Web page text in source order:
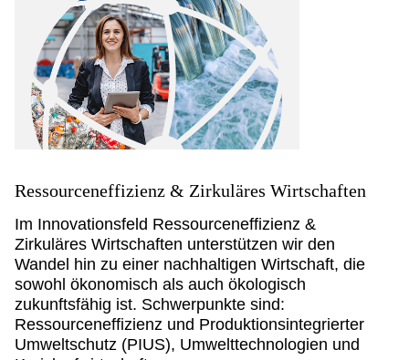
Ressourceneffizienz & Zirkuläres Wirtschaften
Im Innovationsfeld Ressourceneffizienz &
Zirkuläres Wirtschaften unterstützen wir den
Wandel hin zu einer nachhaltigen Wirtschaft, die
sowohl ökonomisch als auch ökologisch
zukunftsfähig ist. Schwerpunkte sind:
Ressourceneffizienz und Produktionsintegrierter
Umweltschutz (PIUS), Umwelttechnologien und